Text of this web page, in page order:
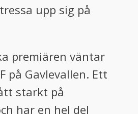
upp sig på
premiären väntar
på Gavlevallen. Ett
starkt på
har en hel del